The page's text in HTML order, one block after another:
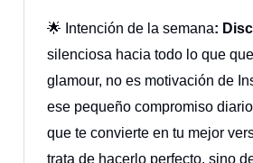
🌟 Intención de la semana:
silenciosa hacia todo lo que
glamour, no es motivación de
ese pequeño compromiso
que te convierte en tu mejor
trata de hacerlo perfecto, sino